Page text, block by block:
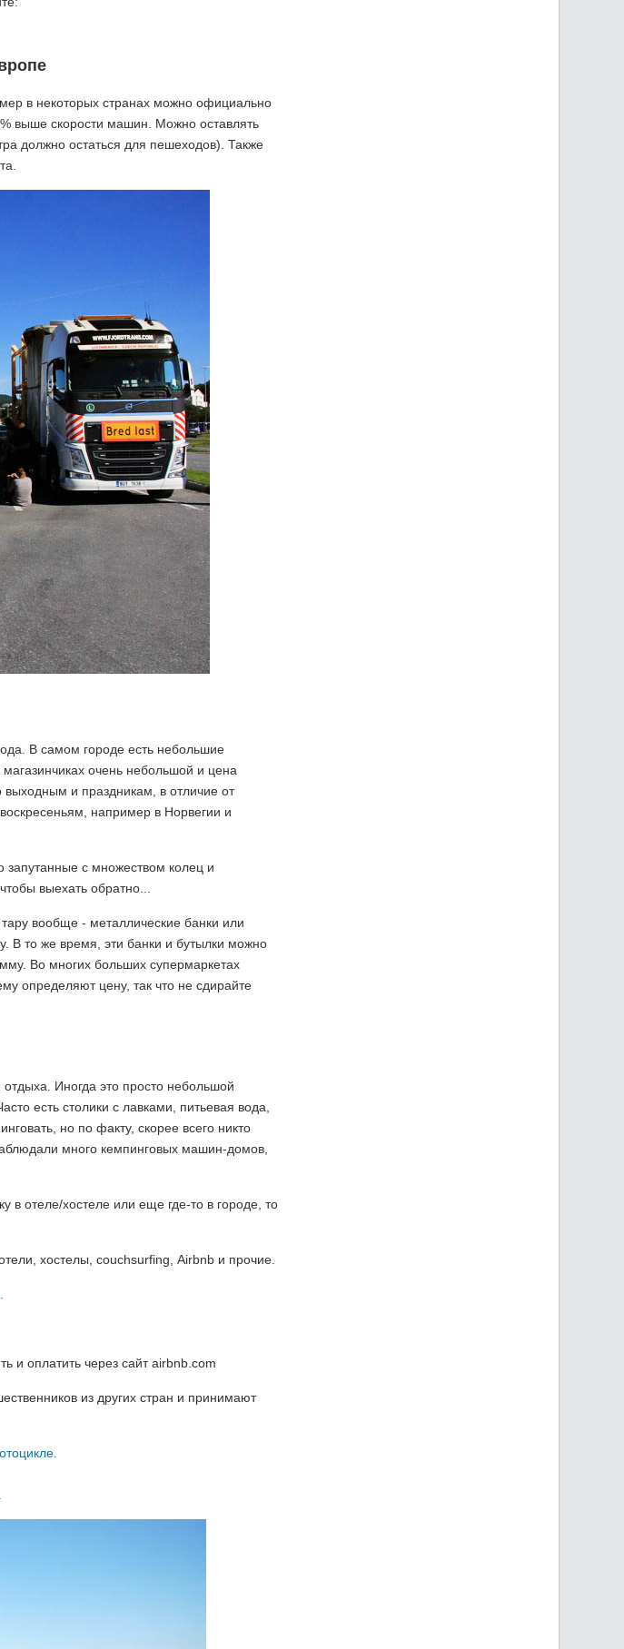
в некоторых странах можно официально
выше скорости машин. Можно оставлять
должно остаться для пешеходов). Также
В самом городе есть небольшие
очень небольшой и цена
и праздникам, в отличие от
например в Норвегии и
запутанные с множеством колец и
выехать обратно...
вообще - металлические банки или
В то же время, эти банки и бутылки можно
Во многих больших супермаркетах
определяют цену, так что не сдирайте
Иногда это просто небольшой
есть столики с лавками, питьевая вода,
но по факту, скорее всего никто
много кемпинговых машин-домов,
в отеле/хостеле или еще где-то в городе, то
хостелы, couchsurfing, Airbnb и прочие.
и оплатить через сайт airbnb.com
из других стран и принимают